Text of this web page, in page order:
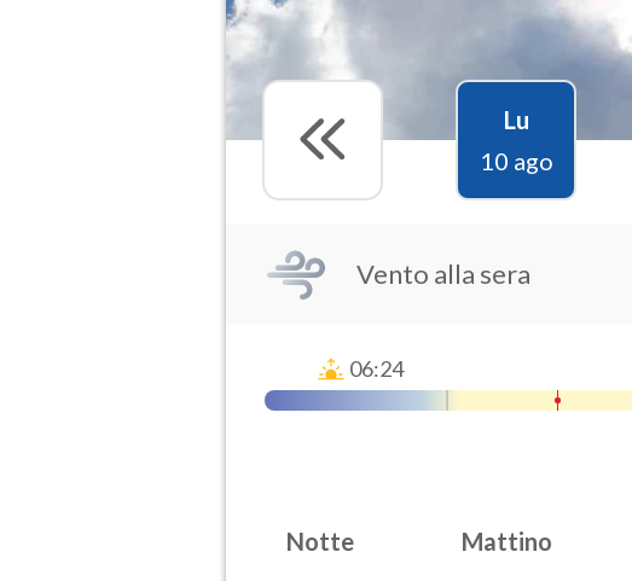
Lu
10 ago
Vento alla sera
06:24
Notte Mattino